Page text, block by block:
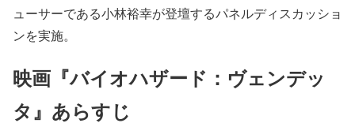
ューサーである小林裕幸が登壇するパネルディスカッショ
ンを実施。
映画『バイオハザード：ヴェンデッ
タ』あらすじ